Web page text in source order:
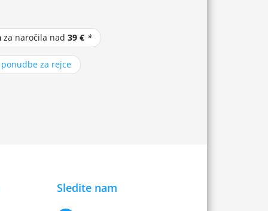
za naročila nad 39 € *
za rejce
Sledite nam